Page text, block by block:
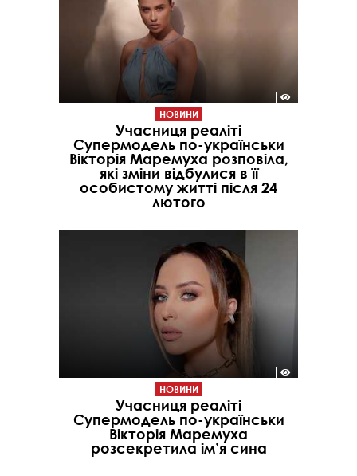
НОВИНИ
Учасниця реаліті
Супермодель по-українськи
Вікторія Маремуха розповіла,
які зміни відбулися в її
особистому житті після 24
лютого
НОВИНИ
Учасниця реаліті
Супермодель по-українськи
Вікторія Маремуха
розсекретила ім’я сина